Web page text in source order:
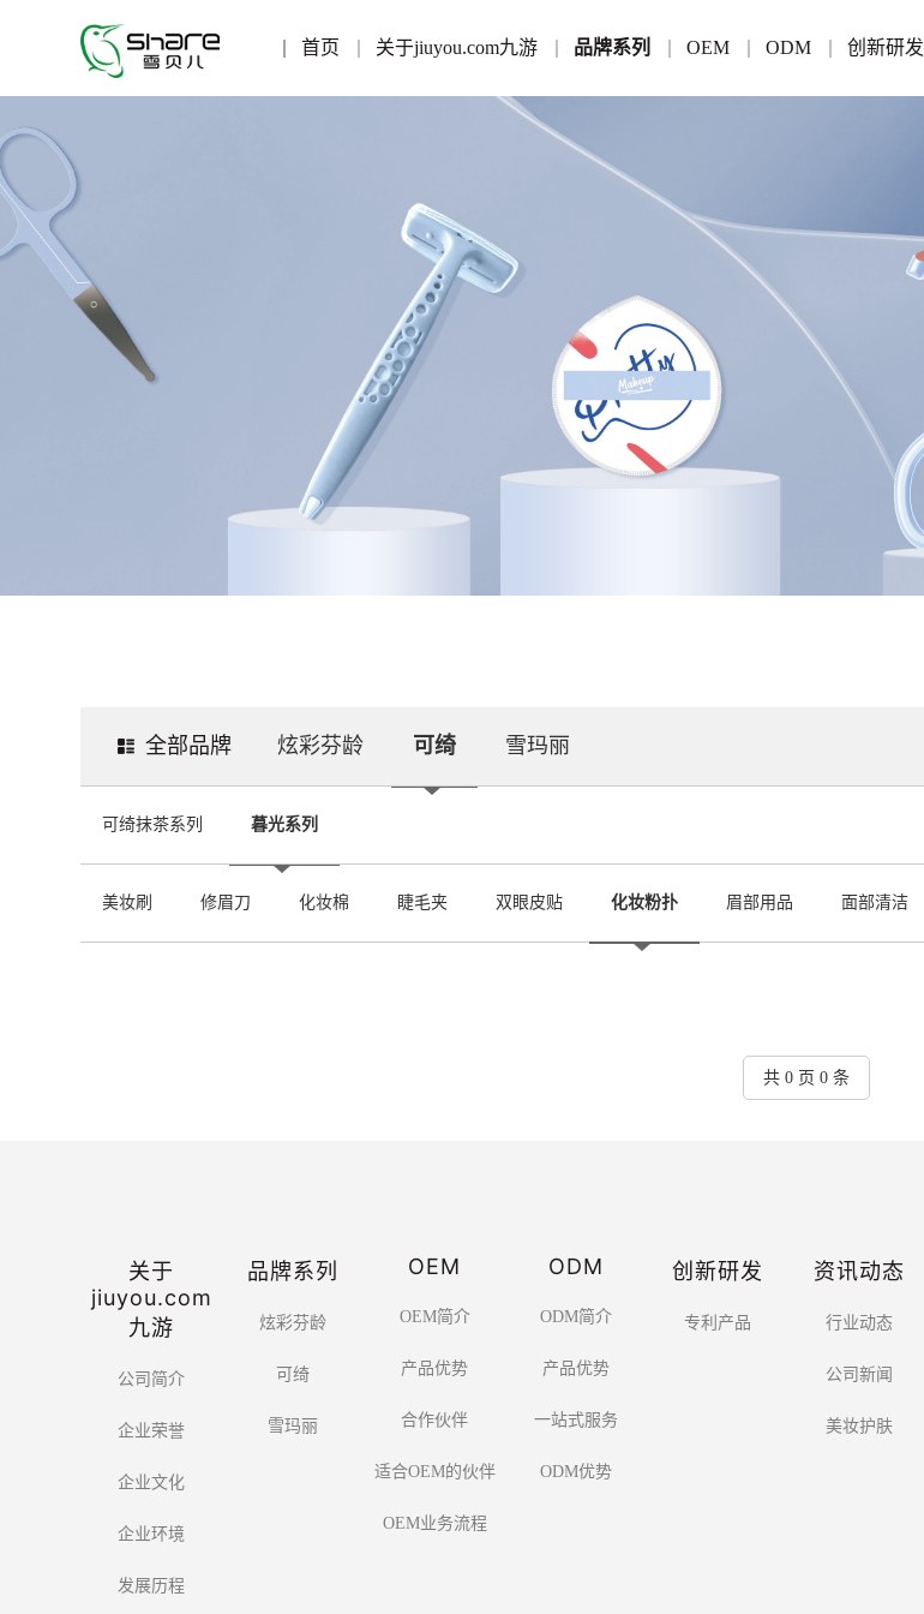
首页 关于jiuyou.com九游 品牌系列 OEM ODM 创新研发
全部品牌 炫彩芬龄 可绮 雪玛丽
可绮抹茶系列 暮光系列
美妆刷 修眉刀 化妆棉 睫毛夹 双眼皮贴 化妆粉扑 眉部用品 面部清洁
共 0 页 0 条
关于
jiuyou.com
九游
公司简介
企业荣誉
企业文化
企业环境
发展历程
品牌系列
炫彩芬龄
可绮
雪玛丽
OEM
OEM简介
产品优势
合作伙伴
适合OEM的伙伴
OEM业务流程
ODM
ODM简介
产品优势
一站式服务
ODM优势
创新研发
专利产品
资讯动态
行业动态
公司新闻
美妆护肤